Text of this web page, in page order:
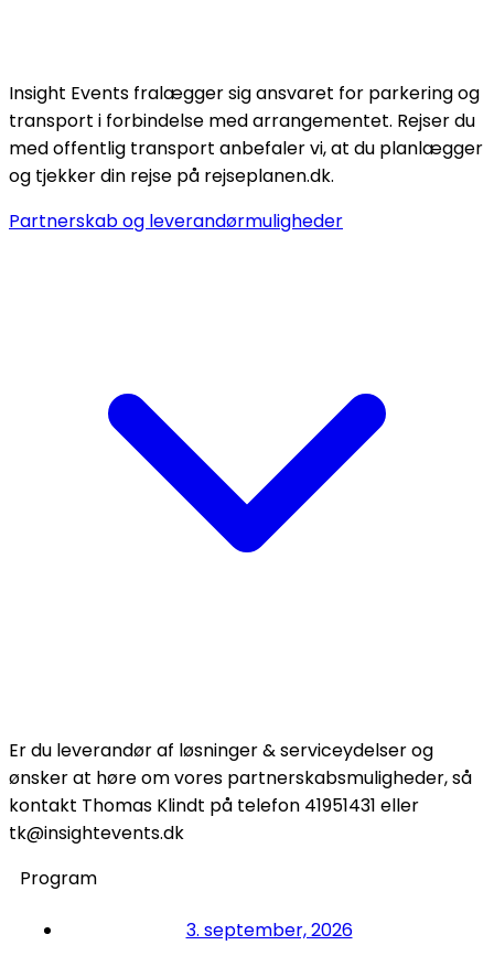
Insight Events fralægger sig ansvaret for parkering og
transport i forbindelse med arrangementet. Rejser du
med offentlig transport anbefaler vi, at du planlægger
og tjekker din rejse på rejseplanen.dk.
Partnerskab og leverandørmuligheder
Er du leverandør af løsninger & serviceydelser og
ønsker at høre om vores partnerskabsmuligheder, så
kontakt Thomas Klindt på telefon 41951431 eller
tk@insightevents.dk
Program
3. september, 2026